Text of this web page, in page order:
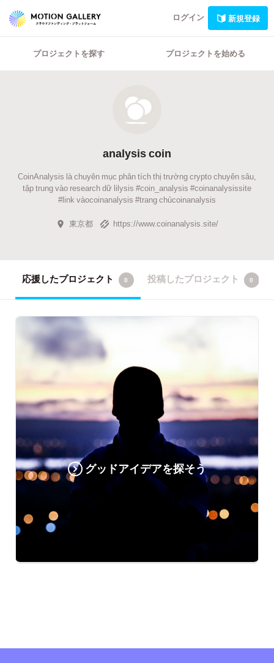
ログイン 新規登録
プロジェクトを探す プロジェクトを始める
analysis coin
CoinAnalysis là chuyên mục phân tích thị trường crypto chuyên sâu,
tập trung vào research dữ lilysis #coin_analysis #coinanalysissite
#link vàocoinanalysis #trang chủcoinanalysis
東京都 https://www.coinanalysis.site/
応援したプロジェクト 0 投稿したプロジェクト 0
グッドアイデアを探そう